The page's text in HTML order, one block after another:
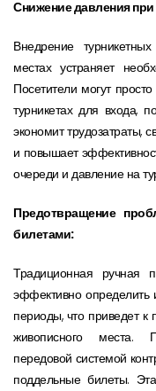
Снижение давления при
Внедрение
местах устраняет
Посетители могут
турникетах для входа,
экономит трудозатраты,
и повышает
очереди и давление на
Предотвращение
билетами:
Традиционная ручная
эффективно определить
периоды, что приведет
живописного места.
передовой системой
поддельные билеты.